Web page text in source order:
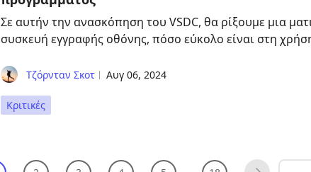
Σε αυτήν την ανασκόπηση του VSDC, θα ρίξουμε μια
συσκευή εγγραφής οθόνης, πόσο εύκολο είναι στη
Τζόρνταν Σκοτ Αυγ 06, 2024
Κριτικές